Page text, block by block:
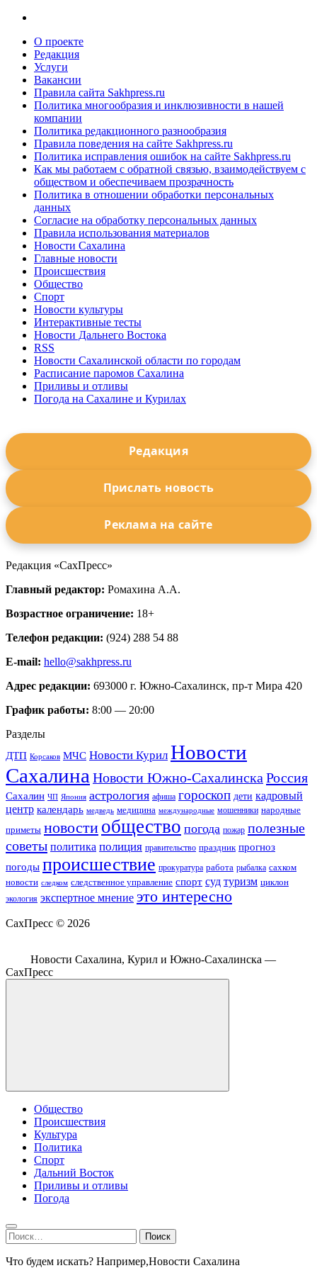
О проекте
Редакция
Услуги
Вакансии
Правила сайта Sakhpress.ru
Политика многообразия и инклюзивности в нашей
компании
Политика редакционного разнообразия
Правила поведения на сайте Sakhpress.ru
Политика исправления ошибок на сайте Sakhpress.ru
Как мы работаем с обратной связью, взаимодействуем с
обществом и обеспечиваем прозрачность
Политика в отношении обработки персональных
данных
Согласие на обработку персональных данных
Правила использования материалов
Новости Сахалина
Главные новости
Происшествия
Общество
Спорт
Новости культуры
Интерактивные тесты
Новости Дальнего Востока
RSS
Новости Сахалинской области по городам
Расписание паромов Сахалина
Приливы и отливы
Погода на Сахалине и Курилах
Редакция
Прислать новость
Реклама на сайте
Редакция «СахПресс»
Главный редактор: Ромахина А.А.
Возрастное ограничение: 18+
Телефон редакции: (924) 288 54 88
E-mail: hello@sakhpress.ru
Адрес редакции: 693000 г. Южно-Сахалинск, пр-т Мира 420
График работы: 8:00 — 20:00
Разделы
ДТП Корсаков МЧС Новости Курил Новости
Сахалина Новости Южно-Сахалинска Россия
Сахалин ЧП Япония астрология афиша гороскоп дети кадровый
центр календарь медведь медицина международные мошенники народные
приметы новости общество погода пожар полезные
советы политика полиция правительство праздник прогноз
погоды происшествие прокуратура работа рыбалка сахком
новости следком следственное управление спорт суд туризм циклон
экология экспертное мнение это интересно
СахПресс © 2026
Новости Сахалина, Курил и Южно-Сахалинска —
СахПресс
Общество
Происшествия
Культура
Политика
Спорт
Дальний Восток
Приливы и отливы
Погода
Найти:
Что будем искать? Например,Новости Сахалина